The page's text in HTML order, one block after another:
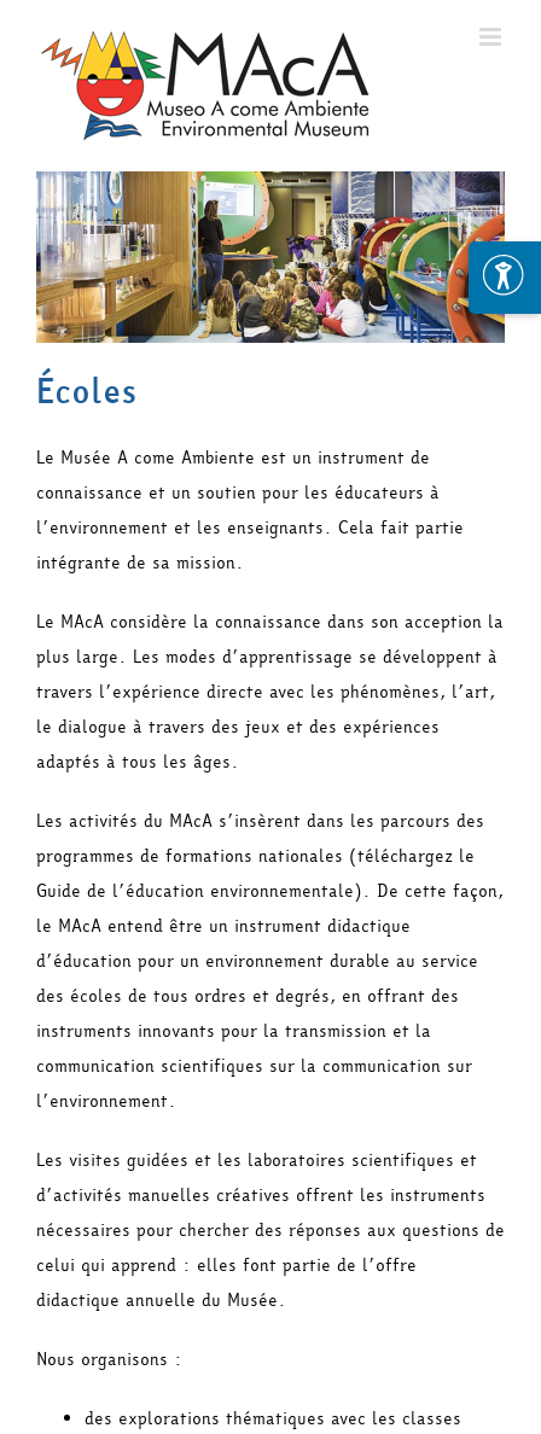
Écoles
Le Musée A come Ambiente est un instrument de
connaissance et un soutien pour les éducateurs à
l’environnement et les enseignants. Cela fait partie
intégrante de sa mission.
Le MAcA considère la connaissance dans son acception la
plus large. Les modes d’apprentissage se développent à
travers l’expérience directe avec les phénomènes, l’art,
le dialogue à travers des jeux et des expériences
adaptés à tous les âges.
Les activités du MAcA s’insèrent dans les parcours des
programmes de formations nationales (téléchargez le
Guide de l’éducation environnementale). De cette façon,
le MAcA entend être un instrument didactique
d’éducation pour un environnement durable au service
des écoles de tous ordres et degrés, en offrant des
instruments innovants pour la transmission et la
communication scientifiques sur la communication sur
l’environnement.
Les visites guidées et les laboratoires scientifiques et
d’activités manuelles créatives offrent les instruments
nécessaires pour chercher des réponses aux questions de
celui qui apprend : elles font partie de l’offre
didactique annuelle du Musée.
Nous organisons :
des explorations thématiques avec les classes